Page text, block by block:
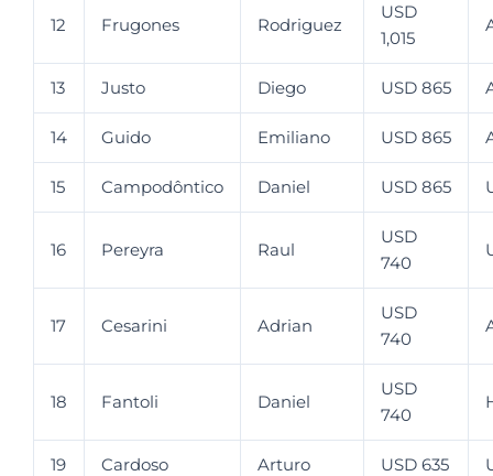
12 Frugones Rodriguez
USD
1,015
13 Justo Diego USD 865
14 Guido Emiliano USD 865
15 Campodôntico Daniel USD 865
16 Pereyra Raul
USD
740
17 Cesarini Adrian
USD
740
18 Fantoli Daniel
USD
740
19 Cardoso Arturo USD 635